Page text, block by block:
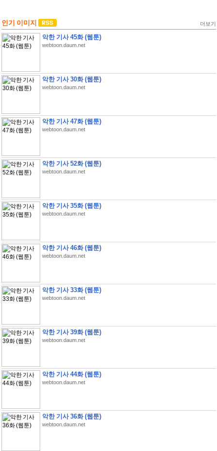
인기 이미지 더보기
악한 기사 45화 (웹툰)
webtoon.daum.net
악한 기사 30화 (웹툰)
webtoon.daum.net
악한 기사 47화 (웹툰)
webtoon.daum.net
악한 기사 52화 (웹툰)
webtoon.daum.net
악한 기사 35화 (웹툰)
webtoon.daum.net
악한 기사 46화 (웹툰)
webtoon.daum.net
악한 기사 33화 (웹툰)
webtoon.daum.net
악한 기사 39화 (웹툰)
webtoon.daum.net
악한 기사 44화 (웹툰)
webtoon.daum.net
악한 기사 36화 (웹툰)
webtoon.daum.net